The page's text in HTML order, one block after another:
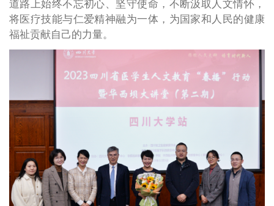
道路上始终不忘初心、坚守使命，不断汲取人文情怀，
将医疗技能与仁爱精神融为一体，为国家和人民的健康
福祉贡献自己的力量。